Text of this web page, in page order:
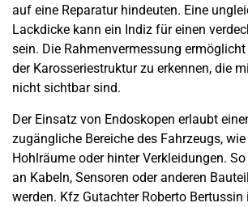
auf eine Reparatur hindeuten. Eine
Lackdicke kann ein Indiz für einen
sein. Die Rahmenvermessung
der Karosseriestruktur zu erkennen, die
nicht sichtbar sind.
Der Einsatz von Endoskopen erlaubt
zugängliche Bereiche des Fahrzeugs,
Hohlräume oder hinter Verkleidungen.
an Kabeln, Sensoren oder anderen
werden. Kfz Gutachter Roberto Bertussin